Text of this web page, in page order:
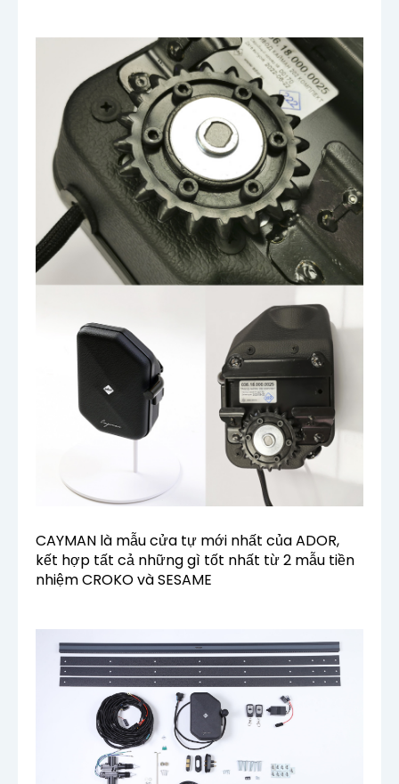
CAYMAN là mẫu cửa tự mới nhất của ADOR,
kết hợp tất cả những gì tốt nhất từ 2 mẫu tiền
nhiệm CROKO và SESAME